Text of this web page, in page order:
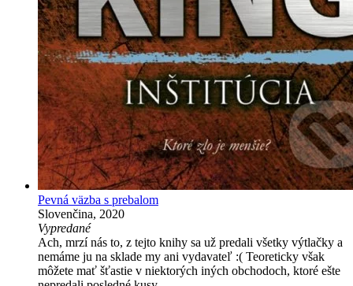
Pevná väzba s prebalom
Slovenčina, 2020
Vypredané
Ach, mrzí nás to, z tejto knihy sa už predali všetky výtlačky a
nemáme ju na sklade my ani vydavateľ :( Teoreticky však
môžete mať šťastie v niektorých iných obchodoch, ktoré ešte